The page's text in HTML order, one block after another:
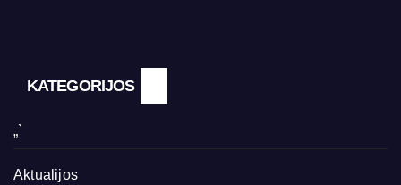
KATEGORIJOS
„`
Aktualijos